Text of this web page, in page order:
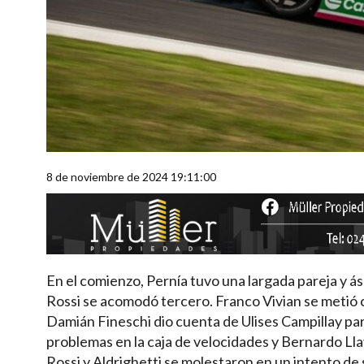
8 de noviembre de 2024 19:11:00
En el comienzo, Pernía tuvo una largada pareja y
Rossi se acomodó tercero. Franco Vivian se
Damián Fineschi dio cuenta de Ulises Campillay
problemas en la caja de velocidades y Bernardo